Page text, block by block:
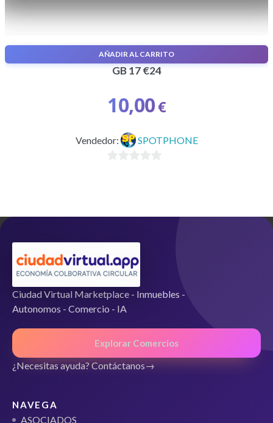
TARIFA MOVIL X 3 LINEAS LLAMADAS ILIMITADAS +
GB 17 €24
10,00€
AÑADIR AL CARRITO
Vendedor: SPOTPHONE
5
Ciudad Virtual Marketplace - Inmuebles -
Autonomos - Comercio - IA
Explorar Comercios
¿Necesitas ayuda? Contáctanos
NAVEGA
ASOCIADOS